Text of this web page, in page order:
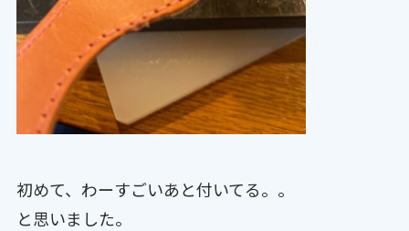
初めて、わーすごいあと付いてる。。
と思いました。